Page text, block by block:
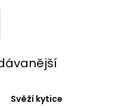
Svěží kytice